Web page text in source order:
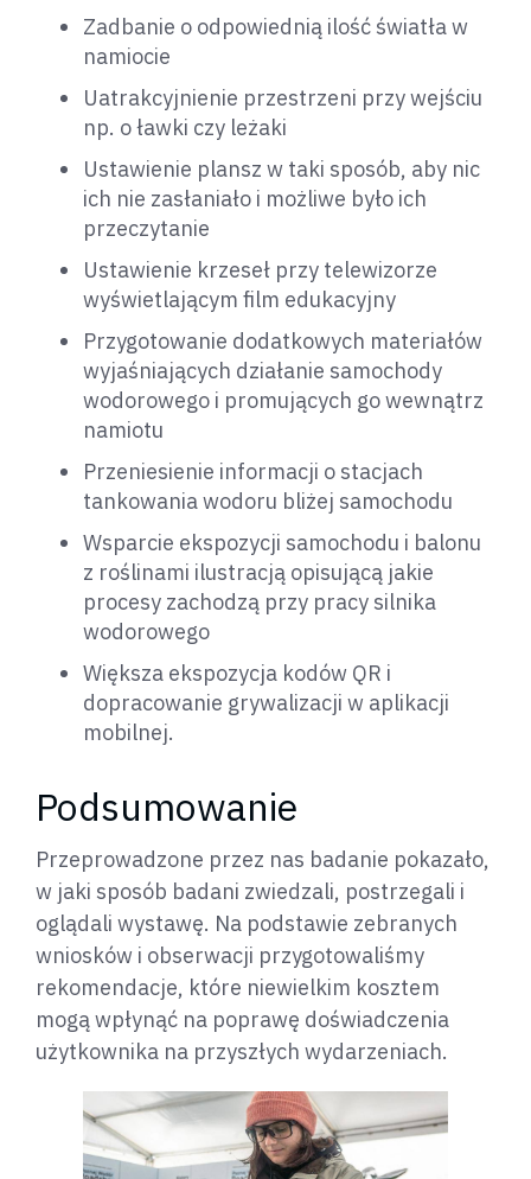
Zadbanie o odpowiednią ilość światła w
namiocie
Uatrakcyjnienie przestrzeni przy wejściu
np. o ławki czy leżaki
Ustawienie plansz w taki sposób, aby nic
ich nie zasłaniało i możliwe było ich
przeczytanie
Ustawienie krzeseł przy telewizorze
wyświetlającym film edukacyjny
Przygotowanie dodatkowych materiałów
wyjaśniających działanie samochody
wodorowego i promujących go wewnątrz
namiotu
Przeniesienie informacji o stacjach
tankowania wodoru bliżej samochodu
Wsparcie ekspozycji samochodu i balonu
z roślinami ilustracją opisującą jakie
procesy zachodzą przy pracy silnika
wodorowego
Większa ekspozycja kodów QR i
dopracowanie grywalizacji w aplikacji
mobilnej.
Podsumowanie
Przeprowadzone przez nas badanie pokazało,
w jaki sposób badani zwiedzali, postrzegali i
oglądali wystawę. Na podstawie zebranych
wniosków i obserwacji przygotowaliśmy
rekomendacje, które niewielkim kosztem
mogą wpłynąć na poprawę doświadczenia
użytkownika na przyszłych wydarzeniach.